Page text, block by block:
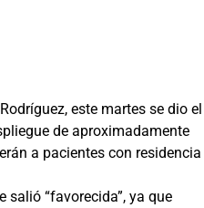
este martes se dio el
de aproximadamente
a pacientes con residencia
salió “favorecida”, ya que